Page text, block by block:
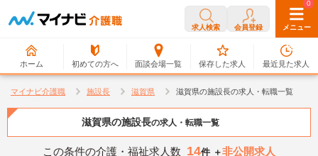
求人検索 会員登録 メニュー
ホーム 初めての方へ 面談会場一覧
0
保存した求人
0
最近見た求人
マイナビ介護職 施設長 滋賀県 滋賀県の施設長の求人・転職一覧
滋賀県の施設長の求人・転職一覧
この条件の介護・福祉求人数 14件 ＋非公開求人